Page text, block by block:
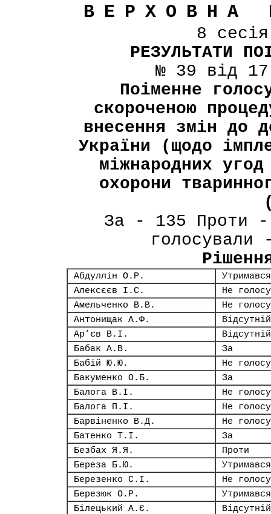
ВЕРХОВНА
8
РЕЗУЛЬТАТИ
№ 39 від
Поіменне
скороченою
внесення змін до
України (щодо
міжнародних
охорони
За - 135 Проти
Абдуллін О.Р.
Утримався
Алексєєв І.С.
Не
Амельченко В.В.
Не
Антонищак А.Ф.
Відсутній
Ар’єв В.І.
Відсутній
Бабак А.В.
За
Бабій Ю.Ю.
Не
Бакуменко О.Б.
За
Балога В.І.
Не
Балога П.І.
Не
Барвіненко В.Д.
Не
Батенко Т.І.
За
Безбах Я.Я.
Проти
Береза Б.Ю.
Утримався
Березенко С.І.
Не
Березюк О.Р.
Утримався
Білецький А.Є.
Відсутній